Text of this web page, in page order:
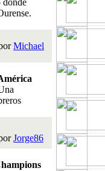
donde
Michael
Jorge86